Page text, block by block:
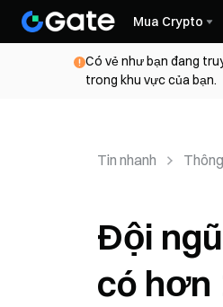
Mua Crypto
Có vẻ như bạn đang
trong khu vực của bạn.
Tin nhanh
Đội
có hơn